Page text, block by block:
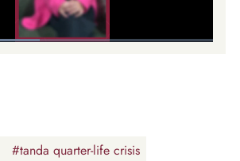
#tanda quarter-life crisis